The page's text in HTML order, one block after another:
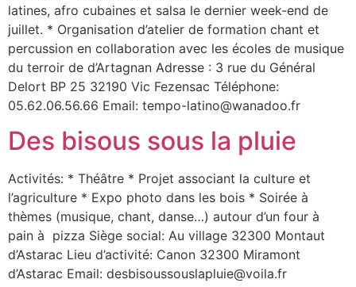
latines, afro cubaines et salsa le dernier week-end de
juillet. * Organisation d’atelier de formation chant et
percussion en collaboration avec les écoles de musique
du terroir de d’Artagnan Adresse : 3 rue du Général
Delort BP 25 32190 Vic Fezensac Téléphone:
05.62.06.56.66 Email: tempo-latino@wanadoo.fr
Des bisous sous la pluie
Activités: * Théâtre * Projet associant la culture et
l’agriculture * Expo photo dans les bois * Soirée à
thèmes (musique, chant, danse…) autour d’un four à
pain à pizza Siège social: Au village 32300 Montaut
d’Astarac Lieu d’activité: Canon 32300 Miramont
d’Astarac Email: desbisoussouslapluie@voila.fr